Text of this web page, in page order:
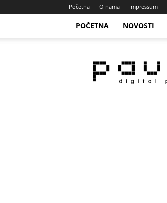
Početna O nama Impressum
POČETNA NOVOSTI
Portal